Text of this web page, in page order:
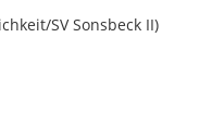
SV Sonsbeck II)